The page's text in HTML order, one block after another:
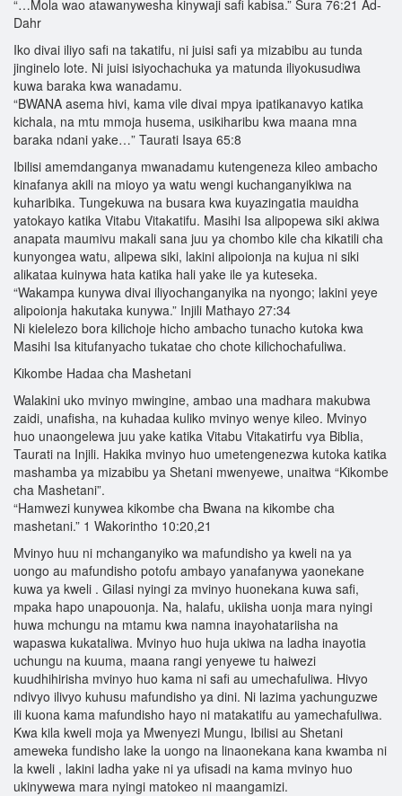
“…Mola wao atawanywesha kinywaji safi kabisa.” Sura 76:21 Ad-
Dahr
Iko divai iliyo safi na takatifu, ni juisi safi ya mizabibu au tunda
jinginelo lote. Ni juisi isiyochachuka ya matunda iliyokusudiwa
kuwa baraka kwa wanadamu.
“BWANA asema hivi, kama vile divai mpya ipatikanavyo katika
kichala, na mtu mmoja husema, usikiharibu kwa maana mna
baraka ndani yake…” Taurati Isaya 65:8
Ibilisi amemdanganya mwanadamu kutengeneza kileo ambacho
kinafanya akili na mioyo ya watu wengi kuchanganyikiwa na
kuharibika. Tungekuwa na busara kwa kuyazingatia mauidha
yatokayo katika Vitabu Vitakatifu. Masihi Isa alipopewa siki akiwa
anapata maumivu makali sana juu ya chombo kile cha kikatili cha
kunyongea watu, alipewa siki, lakini alipoionja na kujua ni siki
alikataa kuinywa hata katika hali yake ile ya kuteseka.
“Wakampa kunywa divai iliyochanganyika na nyongo; lakini yeye
alipoionja hakutaka kunywa.” Injili Mathayo 27:34
Ni kielelezo bora kilichoje hicho ambacho tunacho kutoka kwa
Masihi Isa kitufanyacho tukatae cho chote kilichochafuliwa.
Kikombe Hadaa cha Mashetani
Walakini uko mvinyo mwingine, ambao una madhara makubwa
zaidi, unafisha, na kuhadaa kuliko mvinyo wenye kileo. Mvinyo
huo unaongelewa juu yake katika Vitabu Vitakatirfu vya Biblia,
Taurati na Injili. Hakika mvinyo huo umetengenezwa kutoka katika
mashamba ya mizabibu ya Shetani mwenyewe, unaitwa “Kikombe
cha Mashetani”.
“Hamwezi kunywea kikombe cha Bwana na kikombe cha
mashetani.” 1 Wakorintho 10:20,21
Mvinyo huu ni mchanganyiko wa mafundisho ya kweli na ya
uongo au mafundisho potofu ambayo yanafanywa yaonekane
kuwa ya kweli . Gilasi nyingi za mvinyo huonekana kuwa safi,
mpaka hapo unapouonja. Na, halafu, ukiisha uonja mara nyingi
huwa mchungu na mtamu kwa namna inayohatariisha na
wapaswa kukataliwa. Mvinyo huo huja ukiwa na ladha inayotia
uchungu na kuuma, maana rangi yenyewe tu haiwezi
kuudhihirisha mvinyo huo kama ni safi au umechafuliwa. Hivyo
ndivyo ilivyo kuhusu mafundisho ya dini. Ni lazima yachunguzwe
ili kuona kama mafundisho hayo ni matakatifu au yamechafuliwa.
Kwa kila kweli moja ya Mwenyezi Mungu, Ibilisi au Shetani
ameweka fundisho lake la uongo na linaonekana kana kwamba ni
la kweli , lakini ladha yake ni ya ufisadi na kama mvinyo huo
ukinywewa mara nyingi matokeo ni maangamizi.